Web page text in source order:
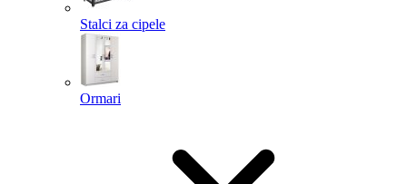
Stalci za cipele
Ormari